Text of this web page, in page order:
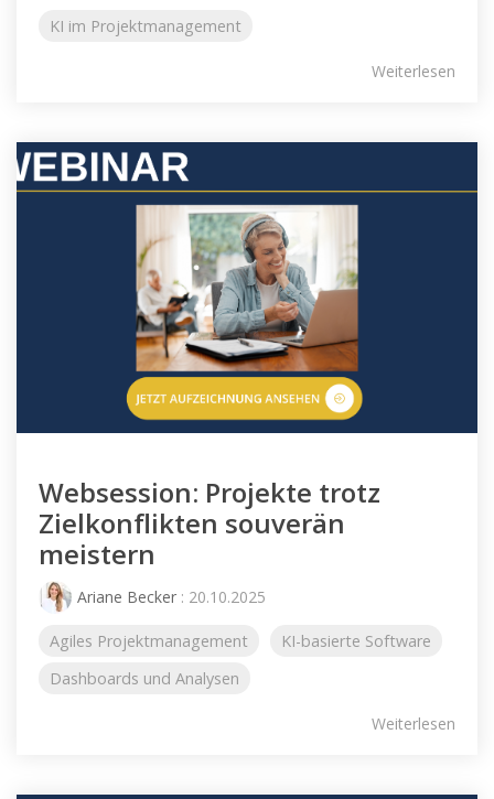
KI im Projektmanagement
Weiterlesen
Websession: Projekte trotz
Zielkonflikten souverän
meistern
Ariane Becker : 20.10.2025
Agiles Projektmanagement
KI-basierte Software
Dashboards und Analysen
Weiterlesen